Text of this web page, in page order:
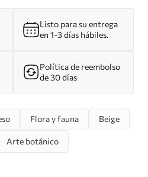
Listo para su entrega
en 1-3 días hábiles.
Política de reembolso
de 30 días
Flora y fauna Beige
Arte botánico